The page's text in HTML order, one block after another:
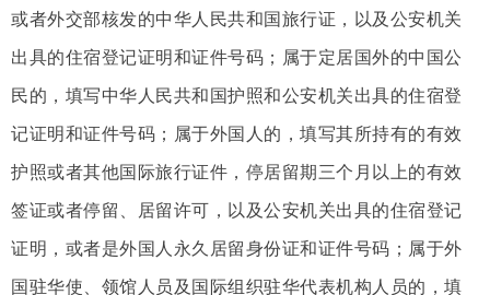
或者外交部核发的中华人民共和国旅行证，以及公安机关
出具的住宿登记证明和证件号码；属于定居国外的中国公
民的，填写中华人民共和国护照和公安机关出具的住宿登
记证明和证件号码；属于外国人的，填写其所持有的有效
护照或者其他国际旅行证件，停居留期三个月以上的有效
签证或者停留、居留许可，以及公安机关出具的住宿登记
证明，或者是外国人永久居留身份证和证件号码；属于外
国驻华使、领馆人员及国际组织驻华代表机构人员的，填